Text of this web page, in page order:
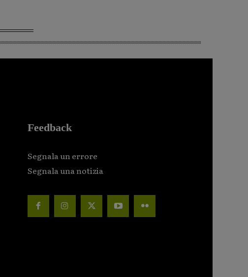
Feedback
Segnala un errore
Segnala una notizia